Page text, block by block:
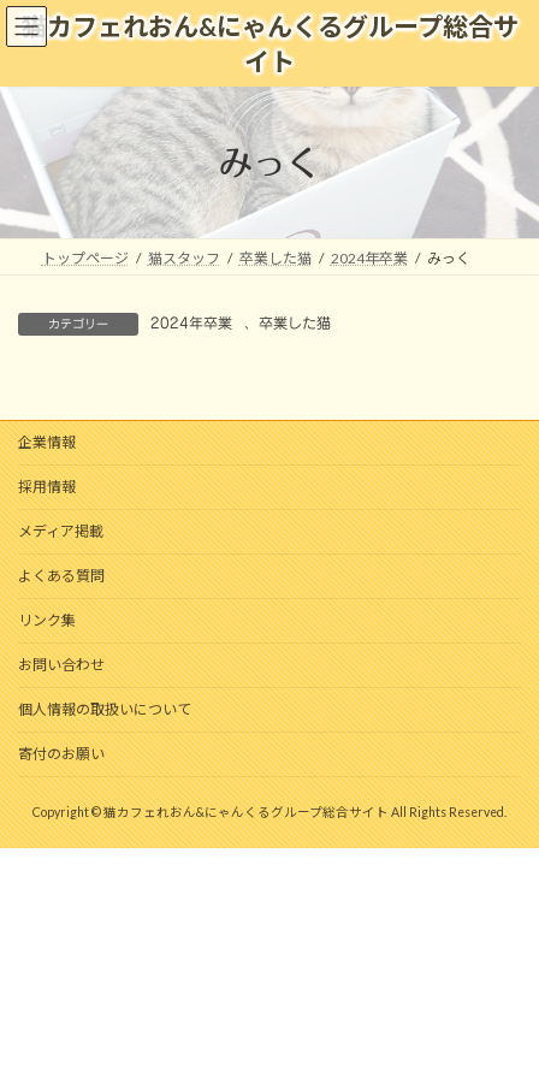
コ
ン
ン
ツ
へ
ッ
プ
ナ
ビ
ー
シ
ョ
移
動
猫カフェれおん&にゃんくるグループ総合サ
イト
みっく
トップページ 猫スタッフ 卒業した猫 2024年卒業 みっく
カテゴリー 2024年卒業 卒業した猫
企業情報
採用情報
メディア掲載
よくある質問
リンク集
お問い合わせ
個人情報の取扱いについて
寄付のお願い
Copyright © 猫カフェれおん&にゃんくるグループ総合サイト All Rights Reserved.